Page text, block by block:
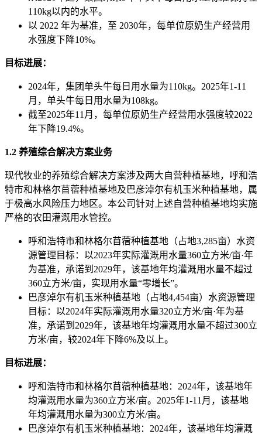
110kg以内的水平。
以 2022 年为基准，至 2030年，每单位原奶生产经营用
水强度下降10%。
目标进展：
2024年，集团单头牛每日用水量为110kg。2025年1-11
月，单头牛每日用水量为108kg。
截至2025年11月，每单位原奶生产经营用水强度较2022
年下降19.4%。
1.2 养殖综合解决方案业务
现代牧业的养殖综合解决方案涉及两大自营种植基地，呼和浩
特市和林格尔苜蓿种植基地及巴彦淖尔有机玉米种植基地，属
于极高水风险压力地区。本公司针对上述自营种植基地均实施
严格的农田灌溉用水管控。
呼和浩特市和林格尔苜蓿种植基地（占地3,285亩）水资
源管理目标：以2023年实际灌溉用水量360立方米/亩·年
为基准，承诺到2029年，该基地年均灌溉用水量不超过
360立方米/亩，实现用水量“零增长”。
巴彦淖尔有机玉米种植基地（占地4,454亩）水资源管理
目标：以2024年实际灌溉用水量320立方米/亩·年为基
准，承诺到2029年，该基地年均灌溉用水量不超过300立
方米/亩，较2024年下降6%及以上。
目标进展：
呼和浩特市和林格尔苜蓿种植基地：2024年，该基地年
均灌溉用水量为360立方米/亩。2025年1-11月，该基地
年均灌溉用水量为300立方米/亩。
巴彦淖尔有机玉米种植基地：2024年，该基地年均灌溉